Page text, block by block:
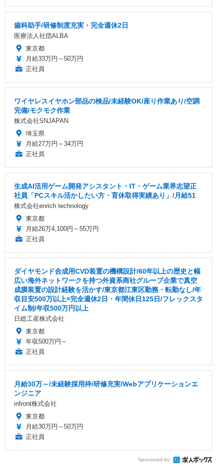
歯科助手/研修制度充実・完全週休2日
医療法人社団ALBA
東京都
月給33万円～50万円
正社員
ワイヤレスイヤホン部品の検品/未経験OK/座り作業あり/空調
完備/モクモク作業
株式会社SNJAPAN
埼玉県
月給27万円～34万円
正社員
生成AI活用ゲーム開発アシスタント・IT・ゲーム業界志望正
社員「PCスキル活かしたい方・育休取得実績あり」/月給51
株式会社enrich technology
東京都
月給26万4,100円～55万円
正社員
ダイヤモンド合成用CVD装置の機構設計/60年以上の歴史と幅
広い海外ネットワークを持つ外資系商社グループ企業で真空
成膜装置の設計経験を活かす/東京都江東区勤務・転勤なし/年
収目安500万以上×完全週休2日・年間休日125日/フレックスタ
イム制/年収500万円以上
日総工産株式会社
東京都
年収500万円～
正社員
月給30万～/未経験採用枠/研修充実/Webアプリケーションエ
ンジニア
infront株式会社
東京都
月給30万円～50万円
正社員
Sponsored by